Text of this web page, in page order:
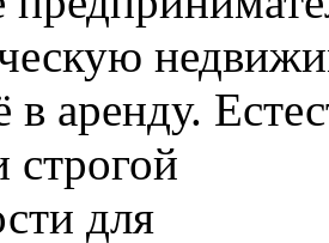
в аренду.